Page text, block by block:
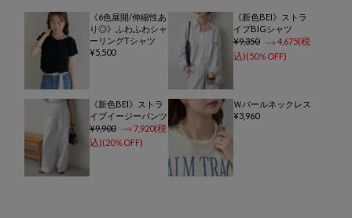
《6色展開/伸縮性あ
り◎》ふわふわシャ
ーリングTシャツ
5,500
《新色BEI》ストラ
イプBIGシャツ
9,350
4,675
50％OFF
《新色BEI》ストラ
イプイージーパンツ
9,900
7,920
20％OFF
Ｗパールネックレス
3,960